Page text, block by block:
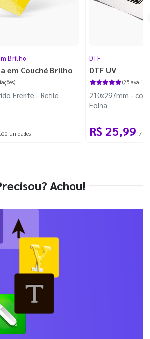
Brilho
em Couché Brilho
Frente - Refile
unidades
DTF
DTF UV
(25
210x297mm -
Folha
R$ 25,99 / 1
Achou!